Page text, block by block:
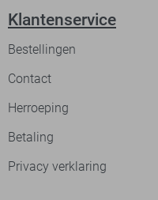
Klantenservice
Bestellingen
Contact
Herroeping
Betaling
Privacy verklaring